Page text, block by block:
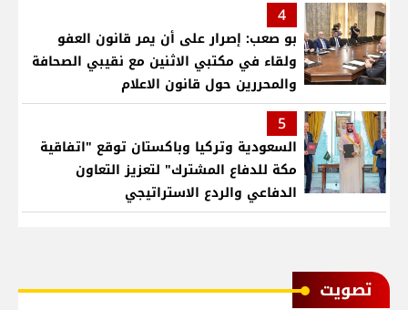
4
بو صعب: إصرار على أن يمر قانون العفو
ولقاء في مكتبي الاثنين مع نقيبي الصحافة
والمحررين حول قانون الاعلام
5
السعودية وتركيا وباكستان توقع "اتفاقية
مكة للدفاع المشترك" لتعزيز التعاون
الدفاعي والردع الاستراتيجي
ﺗﺼﻮﻳﺖ